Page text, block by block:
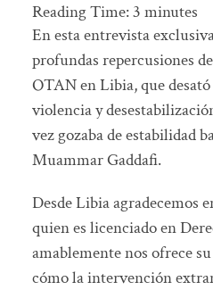
Reading Time:3 minutes
En esta entrevista
profundas repercusiones
OTAN en Libia, que desató
violencia y
vez gozaba de estabilidad
Muammar Gaddafi.
Desde Libia agradecemos
quien es licenciado en
amablemente nos ofrece
cómo la intervención